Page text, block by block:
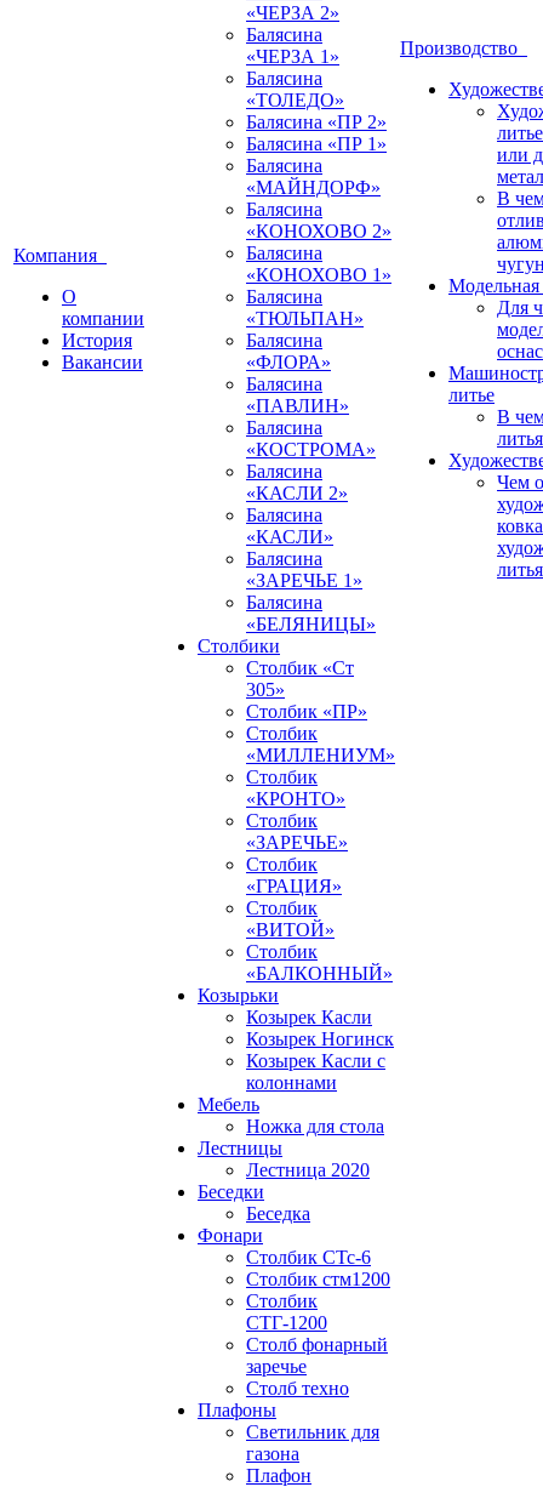
Компания
О
компании
История
Вакансии
«ЧЕРЗА 2»
Балясина
«ЧЕРЗА 1»
Балясина
«ТОЛЕДО»
Балясина «ПР 2»
Балясина «ПР 1»
Балясина
«МАЙНДОРФ»
Балясина
«КОНОХОВО 2»
Балясина
«КОНОХОВО 1»
Балясина
«ТЮЛЬПАН»
Балясина
«ФЛОРА»
Балясина
«ПАВЛИН»
Балясина
«КОСТРОМА»
Балясина
«КАСЛИ 2»
Балясина
«КАСЛИ»
Балясина
«ЗАРЕЧЬЕ 1»
Балясина
«БЕЛЯНИЦЫ»
Столбики
Столбик «Ст
305»
Столбик «ПР»
Столбик
«МИЛЛЕНИУМ»
Столбик
«КРОНТО»
Столбик
«ЗАРЕЧЬЕ»
Столбик
«ГРАЦИЯ»
Столбик
«ВИТОЙ»
Столбик
«БАЛКОННЫЙ»
Козырьки
Козырек Касли
Козырек Ногинск
Козырек Касли с
колоннами
Мебель
Ножка для стола
Лестницы
Лестница 2020
Беседки
Беседка
Фонари
Столбик СТс-6
Столбик стм1200
Столбик
СТГ-1200
Столб фонарный
заречье
Столб техно
Плафоны
Светильник для
газона
Плафон
Производство
или
В
Модельная
Для
литье
В
Чем